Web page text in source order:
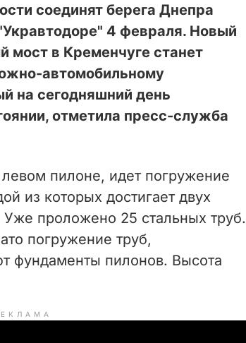
соединят берега Днепра
4 февраля. Новый
мост в Кременчуге станет
автомобильному
на сегодняшний день
отметила пресс-служба
пилоне, идет погружение
из которых достигает двух
проложено 25 стальных труб.
погружение труб,
фундаменты пилонов. Высота